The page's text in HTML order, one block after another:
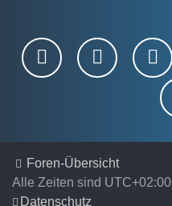
Foren-Übersicht
Alle Zeiten sind UTC+02:00
Datenschutz